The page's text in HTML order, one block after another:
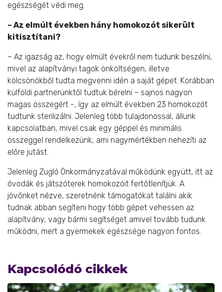
egészségét védi meg.
– Az elmúlt években hány homokozót sikerült
kitisztítani?
– Az igazság az, hogy elmúlt évekről nem tudunk beszélni,
mivel az alapítványi tagok önköltségen, illetve
kölcsönökből tudta megvenni idén a saját gépet. Korábban
külföldi partnerünktől tudtuk bérelni – sajnos nagyon
magas összegért -, így az elmúlt években 23 homokozót
tudtunk sterilizálni. Jelenleg több tulajdonossal, állunk
kapcsolatban, mivel csak egy géppel és minimális
összeggel rendelkezünk, ami nagymértékben nehezíti az
előre jutást.
Jelenleg Zugló Önkormányzatával működünk együtt, itt az
óvodák és játszóterek homokozóit fertőtlenítjük. A
jövőnket nézve, szeretnénk támogatókat találni akik
tudnak abban segíteni hogy több gépet vehessen az
alapítvány, vagy bármi segítséget amivel tovább tudunk
működni, mert a gyermekek egészsége nagyon fontos.
Kapcsolódó cikkek